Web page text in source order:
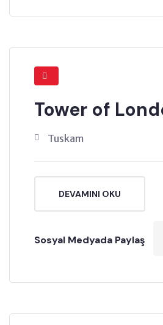
Tower of
Tuskam
DEVAMINI OKU
Sosyal Medyada Paylaş